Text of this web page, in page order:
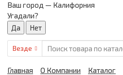
Ваш город — Калифорния
Угадали?
Везде
Главная О Компании Каталог